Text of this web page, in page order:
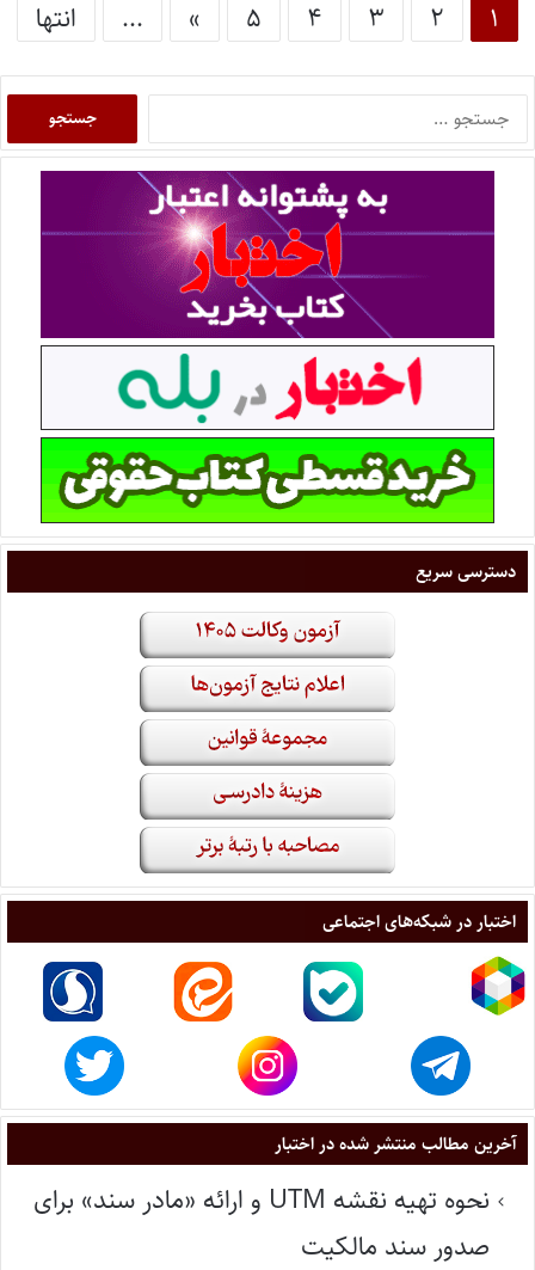
۱ ۲ ۳ ۴ ۵ »
... انتها
دسترسی سریع
اختبار در شبکه‌های اجتماعی
آخرین مطالب منتشر شده در اختبار
نحوه تهیه نقشه UTM و ارائه «مادر سند» برای
صدور سند مالکیت